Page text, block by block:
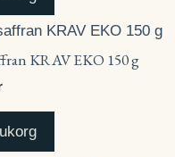
KRAV EKO 150 g